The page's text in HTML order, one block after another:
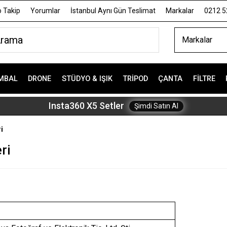
Takip Yorumlar İstanbul Aynı Gün Teslimat Markalar 0212
Markalar
DRONE STÜDYO & IŞIK TRIPOD ÇANTA FILTRE
Insta360 X5 Setler Şimdi Satın Al